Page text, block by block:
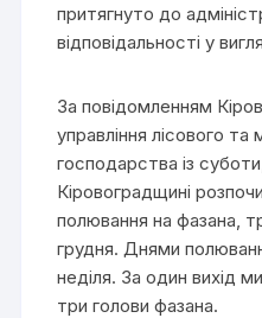
притягнуто до
відповідальності у
За повідомленням
управління лісового та
господарства із
Кіровоградщині
полювання на фазана,
грудня. Днями
неділя. За один вихід
три голови фазана.